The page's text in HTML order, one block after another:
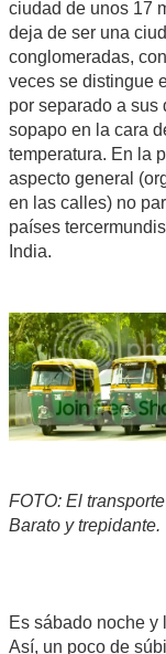
ciudad de unos 17
deja de ser una
conglomeradas,
veces se distingue
por separado a sus
sopapo en la cara
temperatura. En la
aspecto general
en las calles) no
países
India.
FOTO: El
Barato y trepidante.
Es sábado noche y
Así, un poco de